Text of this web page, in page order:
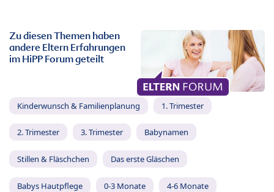
Zu diesen Themen haben
andere Eltern Erfahrungen
im HiPP Forum geteilt
Kinderwunsch & Familienplanung 1. Trimester
2. Trimester 3. Trimester Babynamen
Stillen & Fläschchen Das erste Gläschen
Babys Hautpflege 0-3 Monate 4-6 Monate